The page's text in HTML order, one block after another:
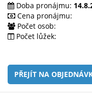
Doba pronájmu:
Cena pronájmu:
Počet osob:
Počet lůžek:
PŘEJÍT NA